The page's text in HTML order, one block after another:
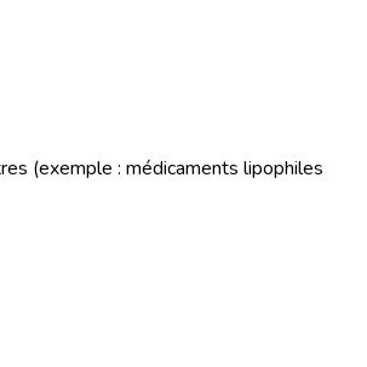
(exemple : médicaments lipophiles